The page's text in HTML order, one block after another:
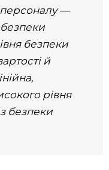
персоналу —
безпеки
й
рівня
безпеки